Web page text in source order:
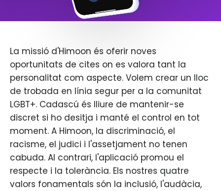
La missió d'Himoon és oferir noves
oportunitats de cites on es valora tant la
personalitat com aspecte. Volem crear un lloc
de trobada en línia segur per a la comunitat
LGBT+. Cadascú és lliure de mantenir-se
discret si ho desitja i manté el control en tot
moment. A Himoon, la discriminació, el
racisme, el judici i l'assetjament no tenen
cabuda. Al contrari, l'aplicació promou el
respecte i la tolerància. Els nostres quatre
valors fonamentals són la inclusió, l'audàcia,